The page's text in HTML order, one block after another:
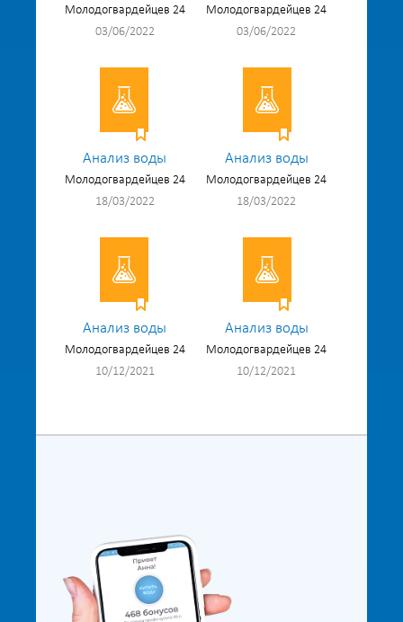
Молодогвардейцев 24
03/06/2022
Молодогвардейцев 24
03/06/2022
Анализ воды
Молодогвардейцев 24
18/03/2022
Анализ воды
Молодогвардейцев 24
18/03/2022
Анализ воды
Молодогвардейцев 24
10/12/2021
Анализ воды
Молодогвардейцев 24
10/12/2021